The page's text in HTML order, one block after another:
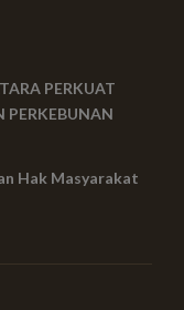
PERKUAT
PERKEBUNAN
Hak Masyarakat